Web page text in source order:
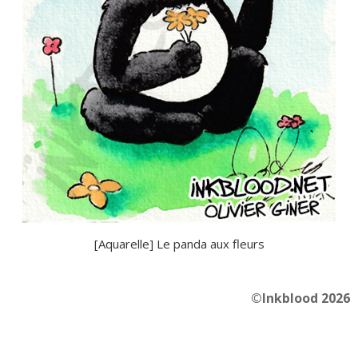
[Aquarelle] Le panda aux fleurs
©Inkblood 2026